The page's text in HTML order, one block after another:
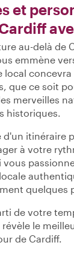
et
au-delà de
emmène
local
que ce soit
merveilles
historiques.
d'un itinéraire
à votre
quelques
de votre
le
de Cardiff.